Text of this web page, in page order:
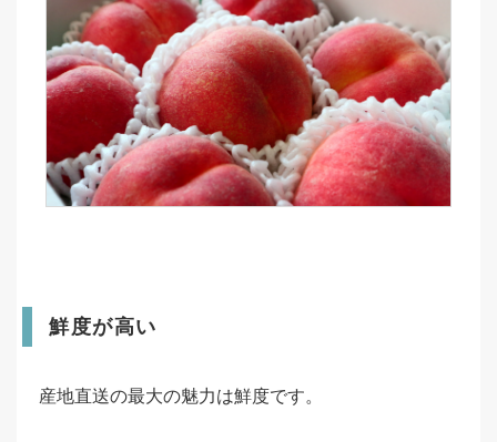
鮮度が高い
産地直送の最大の魅力は鮮度です。